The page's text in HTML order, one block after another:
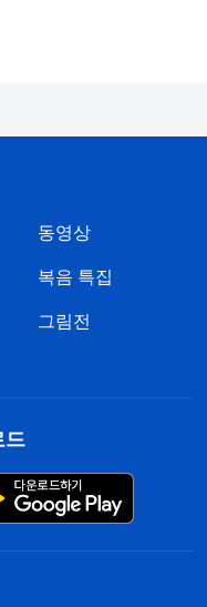
오히려 법의 제재를
너희를 이해하지
, 동료, 그 누구도 너
다. 이것이 하나님
것이 아니며, 이를
야 한다. 즉, 너희는
리고 하나님이 요구
. 정의를 바라보며,
변치 않는, 하나님
동영상
복음 특집
그림전
드